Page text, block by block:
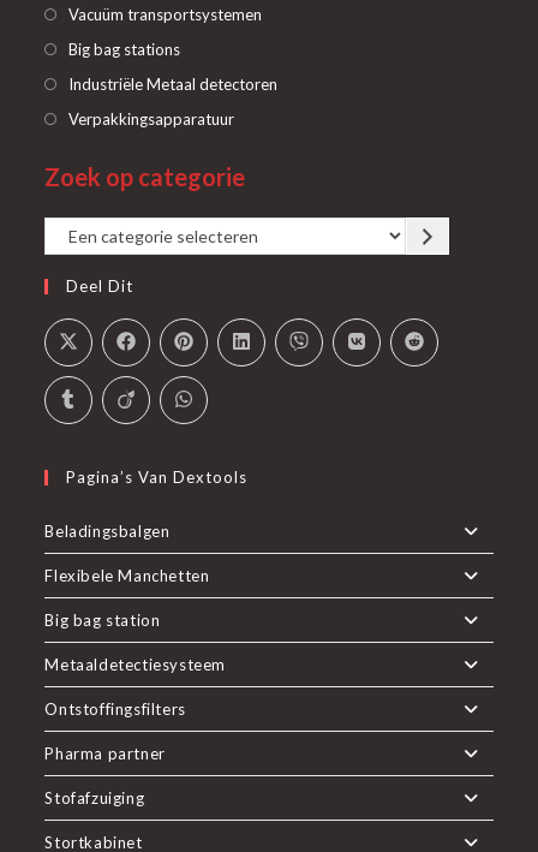
Vacuüm transportsystemen
Big bag stationsOpent
in
Industriële Metaal detectoren
VerpakkingsapparatuurOpent
een
tab
Zoek op categorie
Een
categorie
selecteren
Deel Dit
Pagina’s Van Dextools
Beladingsbalgen
Flexibele Manchetten
Big bag station
Metaaldetectiesysteem
Ontstoffingsfilters
Pharma partner
Stofafzuiging
Stortkabinet